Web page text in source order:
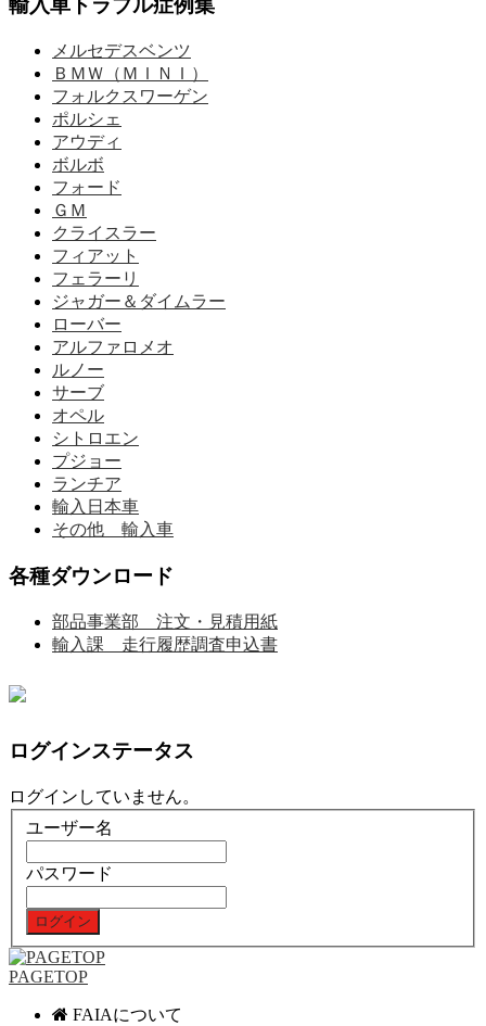
輸入車トラブル症例集
メルセデスベンツ
ＢＭＷ（ＭＩＮＩ）
フォルクスワーゲン
ポルシェ
アウディ
ボルボ
フォード
ＧＭ
クライスラー
フィアット
フェラーリ
ジャガー＆ダイムラー
ローバー
アルファロメオ
ルノー
サーブ
オペル
シトロエン
プジョー
ランチア
輸入日本車
その他 輸入車
各種ダウンロード
部品事業部 注文・見積用紙
輸入課 走行履歴調査申込書
ログインステータス
ログインしていません。
ユーザー名
パスワード
PAGETOP
FAIAについて